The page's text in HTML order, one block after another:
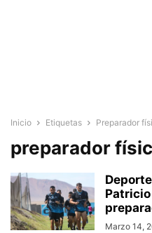
Inicio Etiquetas Preparador
preparador
Marzo 14,